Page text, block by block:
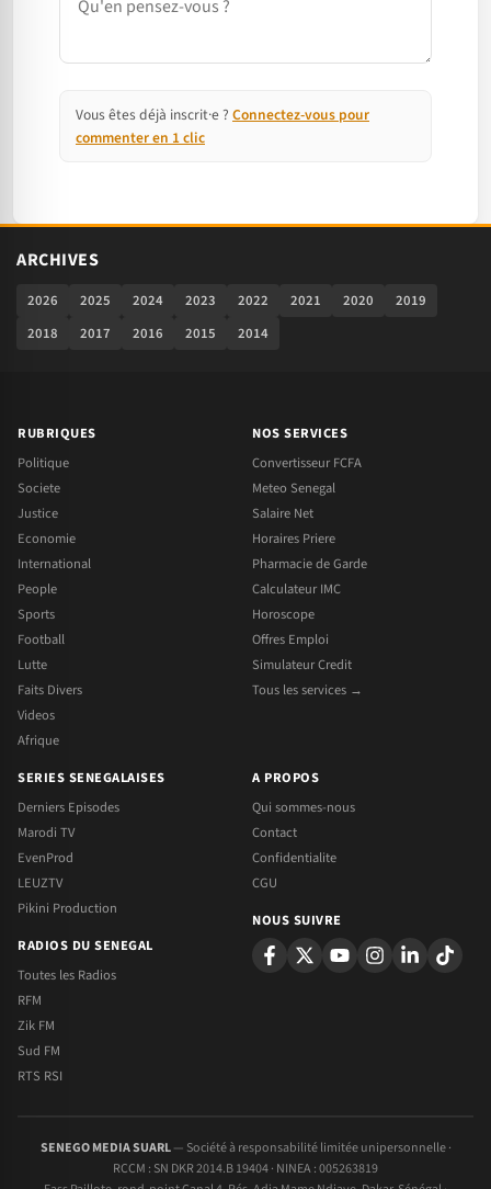
Vous êtes déjà inscrit·e ? Connectez-vous pour
commenter en 1 clic
ARCHIVES
2026 2025 2024 2023 2022 2021 2020
2019
2018
2017 2016 2015 2014
RUBRIQUES
Politique
Societe
Justice
Economie
International
People
Sports
Football
Lutte
Faits Divers
Videos
Afrique
NOS SERVICES
Convertisseur FCFA
Meteo Senegal
Salaire Net
Horaires Priere
Pharmacie de Garde
Calculateur IMC
Horoscope
Offres Emploi
Simulateur Credit
Tous les services →
SERIES SENEGALAISES
Derniers Episodes
Marodi TV
EvenProd
LEUZTV
Pikini Production
RADIOS DU SENEGAL
Toutes les Radios
RFM
Zik FM
Sud FM
RTS RSI
A PROPOS
Qui sommes-nous
Contact
Confidentialite
CGU
NOUS SUIVRE
SENEGO MEDIA SUARL— Société à responsabilité limitée unipersonnelle ·
RCCM : SN DKR 2014.B 19404 · NINEA : 005263819